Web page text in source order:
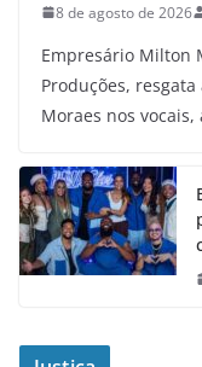
8 de agosto de 2026
Empresário Milton
Produções,
Moraes nos